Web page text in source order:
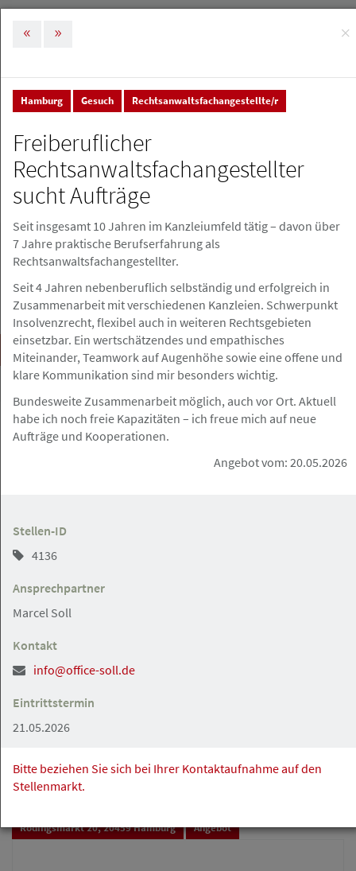
Stellenmarkt & Anzeigen Stellenanzeigen
Stellenanzeigen
Suchen
Hamburg Gesuch
Vollzeit
Hamburg
10.05.2026
ReFa (m/w/d) für Kanzlei in Hamburger
City gesucht
MSBH Bleisch Lubitz Rechtsanwälte Steuerberater PartG
Rödingsmarkt 20, 20459 Hamburg Angebot
×
Hamburg Gesuch Rechtsanwaltsfachangestellte/r
Freiberuflicher
Rechtsanwaltsfachangestellter
sucht Aufträge
Seit insgesamt 10 Jahren im Kanzleiumfeld tätig – davon über
7 Jahre praktische Berufserfahrung als
Rechtsanwaltsfachangestellter.
Seit 4 Jahren nebenberuflich selbständig und erfolgreich in
Zusammenarbeit mit verschiedenen Kanzleien. Schwerpunkt
Insolvenzrecht, flexibel auch in weiteren Rechtsgebieten
einsetzbar. Ein wertschätzendes und empathisches
Miteinander, Teamwork auf Augenhöhe sowie eine offene und
klare Kommunikation sind mir besonders wichtig.
Bundesweite Zusammenarbeit möglich, auch vor Ort. Aktuell
habe ich noch freie Kapazitäten – ich freue mich auf neue
Aufträge und Kooperationen.
Angebot vom: 20.05.2026
Stellen-ID
4136
Ansprechpartner
Marcel Soll
Kontakt
info@office-soll.de
Eintrittstermin
21.05.2026
Bitte beziehen Sie sich bei Ihrer Kontaktaufnahme auf den
Stellenmarkt.